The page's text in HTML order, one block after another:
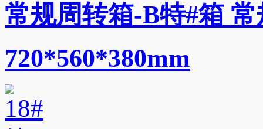
常规周转箱-B特#箱
720*560*380mm